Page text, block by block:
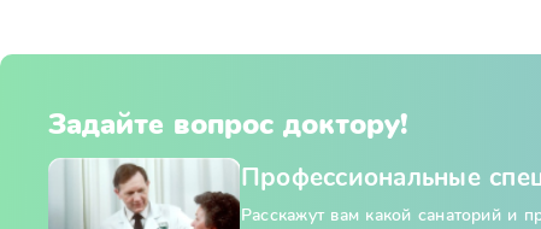
Задайте вопрос доктору!
Профессиональные
Расскажут вам какой санаторий и